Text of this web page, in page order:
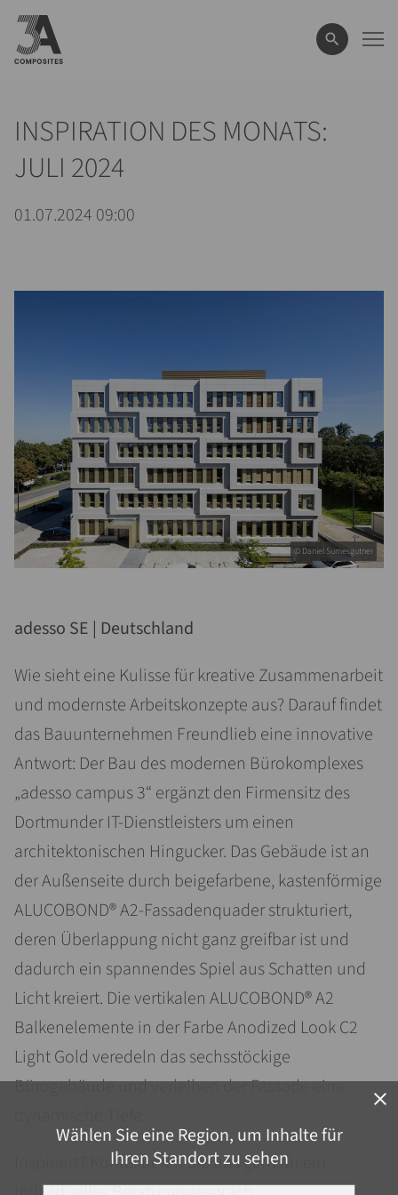
eingeben
close
Wählen Sie eine Region, um Inhalte für
Ihren Standort zu sehen
INSPIRATION DES MONATS:
JULI 2024
01.07.2024 09:00
© Daniel Sumesgutner
adesso SE | Deutschland
Wie sieht eine Kulisse für kreative Zusammenarbeit
und modernste Arbeitskonzepte aus? Darauf findet
das Bauunternehmen Freundlieb eine innovative
Antwort: Der Bau des modernen Bürokomplexes
„adesso campus 3“ ergänzt den Firmensitz des
Dortmunder IT-Dienstleisters um einen
architektonischen Hingucker. Das Gebäude ist an
der Außenseite durch beigefarbene, kastenförmige
ALUCOBOND® A2-Fassadenquader strukturiert,
deren Überlappung nicht ganz greifbar ist und
dadurch ein spannendes Spiel aus Schatten und
Licht kreiert. Die vertikalen ALUCOBOND® A2
Balkenelemente in der Farbe Anodized Look C2
Light Gold veredeln das sechsstöckige
Bürogebäude und verleihen der Fassade eine
Inspiriert? Kontaktieren Sie uns gern für ein